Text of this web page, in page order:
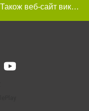
Цей сайт використовує «cookies». Також веб-сайт використовує інтернет-сервіс для збору технічних даних стосовно відвідувачів з метою отримання маркетингової та статистичної інформації. Умови обробки даних відвідувачів сайту див.